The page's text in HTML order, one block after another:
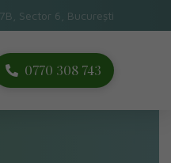
Sector 6, București
0770 308 743